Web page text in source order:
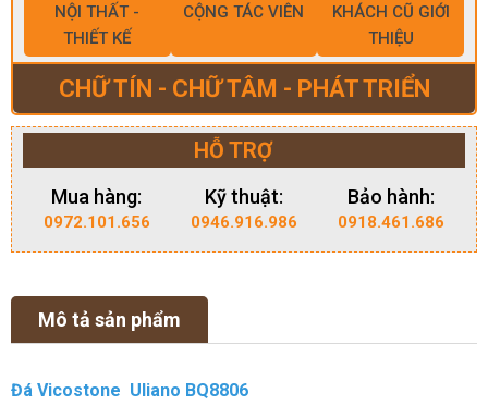
NỘI THẤT -
THIẾT KẾ
CỘNG TÁC VIÊN
KHÁCH CŨ GIỚI
THIỆU
CHỮ TÍN - CHỮ TÂM - PHÁT TRIỂN
HỖ TRỢ
Mua hàng:
0972.101.656
Kỹ thuật:
0946.916.986
Bảo hành:
0918.461.686
Mô tả sản phẩm
Đá Vicostone Uliano BQ8806